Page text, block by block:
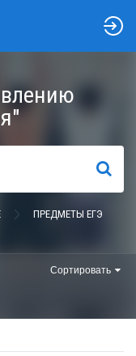
НАЙТИ
ПРЕДМЕТЫ ЕГЭ
Сортировать